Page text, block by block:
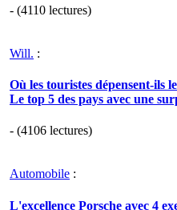
- (4110 lectures)
Will. :
Où les touristes dépensent-ils
Le top 5 des pays avec une
- (4106 lectures)
Automobile :
L'excellence Porsche avec 4